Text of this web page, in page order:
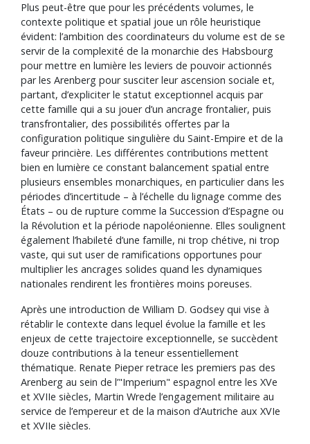
Plus peut-être que pour les précédents volumes, le
contexte politique et spatial joue un rôle heuristique
évident: l’ambition des coordinateurs du volume est de se
servir de la complexité de la monarchie des Habsbourg
pour mettre en lumière les leviers de pouvoir actionnés
par les Arenberg pour susciter leur ascension sociale et,
partant, d’expliciter le statut exceptionnel acquis par
cette famille qui a su jouer d’un ancrage frontalier, puis
transfrontalier, des possibilités offertes par la
configuration politique singulière du Saint-Empire et de la
faveur princière. Les différentes contributions mettent
bien en lumière ce constant balancement spatial entre
plusieurs ensembles monarchiques, en particulier dans les
périodes d’incertitude – à l’échelle du lignage comme des
États – ou de rupture comme la Succession d’Espagne ou
la Révolution et la période napoléonienne. Elles soulignent
également l’habileté d’une famille, ni trop chétive, ni trop
vaste, qui sut user de ramifications opportunes pour
multiplier les ancrages solides quand les dynamiques
nationales rendirent les frontières moins poreuses.
Après une introduction de William D. Godsey qui vise à
rétablir le contexte dans lequel évolue la famille et les
enjeux de cette trajectoire exceptionnelle, se succèdent
douze contributions à la teneur essentiellement
thématique. Renate Pieper retrace les premiers pas des
Arenberg au sein de l’"Imperium" espagnol entre les XVe
et XVIIe siècles, Martin Wrede l’engagement militaire au
service de l’empereur et de la maison d’Autriche aux XVIe
et XVIIe siècles.